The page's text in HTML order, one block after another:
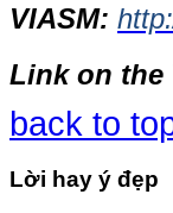
VIASM:
Link on the
back to
Lời hay ý đẹp